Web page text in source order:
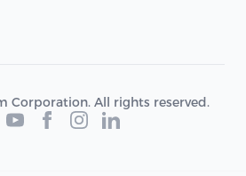
Corporation. All rights reserved.